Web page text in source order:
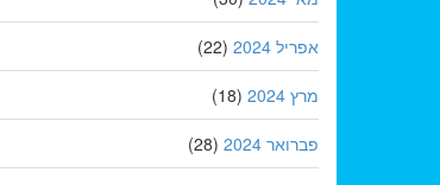
אפריל 2024 (22)
מרץ 2024 (18)
פברואר 2024 (28)